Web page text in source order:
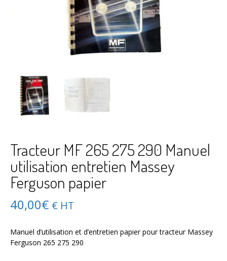
Tracteur MF 265 275 290 Manuel
utilisation entretien Massey
Ferguson papier
40,00€ € HT
Manuel d’utilisation et d’entretien papier pour tracteur Massey
Ferguson 265 275 290